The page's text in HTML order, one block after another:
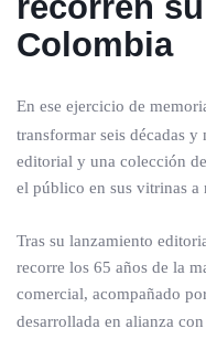
Colombia
En ese ejercicio de
transformar seis décadas
editorial y una colección
el público en sus vitrinas a
Tras su lanzamiento
recorre los 65 años de la
comercial, acompañado
desarrollada en alianza con